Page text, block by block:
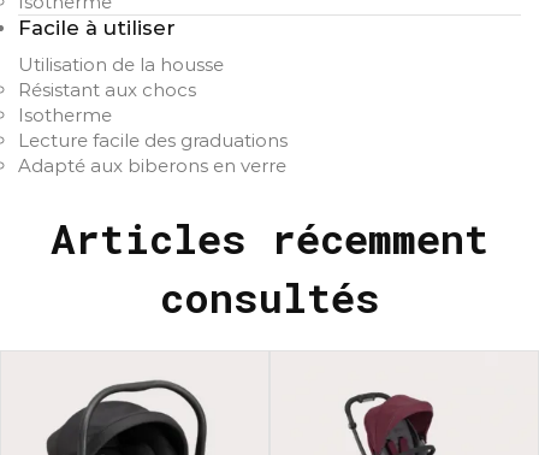
Facile à utiliser
Utilisation de la housse
Résistant aux chocs
Isotherme
Lecture facile des graduations
Adapté aux biberons en verre
Articles récemment
consultés